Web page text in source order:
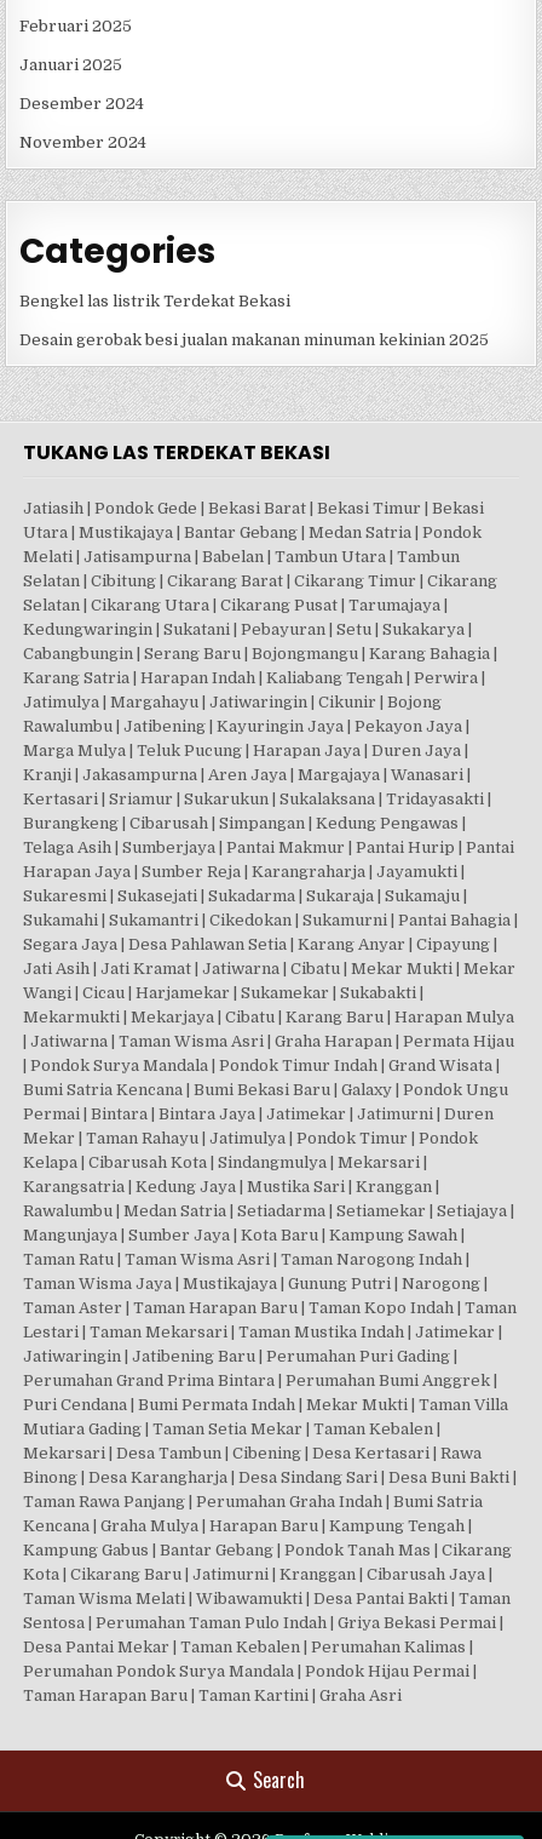
Februari 2025
Januari 2025
Desember 2024
November 2024
Categories
Bengkel las listrik Terdekat Bekasi
Desain gerobak besi jualan makanan minuman kekinian 2025
TUKANG LAS TERDEKAT BEKASI
Jatiasih | Pondok Gede | Bekasi Barat | Bekasi Timur | Bekasi
Utara | Mustikajaya | Bantar Gebang | Medan Satria | Pondok
Melati | Jatisampurna | Babelan | Tambun Utara | Tambun
Selatan | Cibitung | Cikarang Barat | Cikarang Timur | Cikarang
Selatan | Cikarang Utara | Cikarang Pusat | Tarumajaya |
Kedungwaringin | Sukatani | Pebayuran | Setu | Sukakarya |
Cabangbungin | Serang Baru | Bojongmangu | Karang Bahagia |
Karang Satria | Harapan Indah | Kaliabang Tengah | Perwira |
Jatimulya | Margahayu | Jatiwaringin | Cikunir | Bojong
Rawalumbu | Jatibening | Kayuringin Jaya | Pekayon Jaya |
Marga Mulya | Teluk Pucung | Harapan Jaya | Duren Jaya |
Kranji | Jakasampurna | Aren Jaya | Margajaya | Wanasari |
Kertasari | Sriamur | Sukarukun | Sukalaksana | Tridayasakti |
Burangkeng | Cibarusah | Simpangan | Kedung Pengawas |
Telaga Asih | Sumberjaya | Pantai Makmur | Pantai Hurip | Pantai
Harapan Jaya | Sumber Reja | Karangraharja | Jayamukti |
Sukaresmi | Sukasejati | Sukadarma | Sukaraja | Sukamaju |
Sukamahi | Sukamantri | Cikedokan | Sukamurni | Pantai Bahagia |
Segara Jaya | Desa Pahlawan Setia | Karang Anyar | Cipayung |
Jati Asih | Jati Kramat | Jatiwarna | Cibatu | Mekar Mukti | Mekar
Wangi | Cicau | Harjamekar | Sukamekar | Sukabakti |
Mekarmukti | Mekarjaya | Cibatu | Karang Baru | Harapan Mulya
| Jatiwarna | Taman Wisma Asri | Graha Harapan | Permata Hijau
| Pondok Surya Mandala | Pondok Timur Indah | Grand Wisata |
Bumi Satria Kencana | Bumi Bekasi Baru | Galaxy | Pondok Ungu
Permai | Bintara | Bintara Jaya | Jatimekar | Jatimurni | Duren
Mekar | Taman Rahayu | Jatimulya | Pondok Timur | Pondok
Kelapa | Cibarusah Kota | Sindangmulya | Mekarsari |
Karangsatria | Kedung Jaya | Mustika Sari | Kranggan |
Rawalumbu | Medan Satria | Setiadarma | Setiamekar | Setiajaya |
Mangunjaya | Sumber Jaya | Kota Baru | Kampung Sawah |
Taman Ratu | Taman Wisma Asri | Taman Narogong Indah |
Taman Wisma Jaya | Mustikajaya | Gunung Putri | Narogong |
Taman Aster | Taman Harapan Baru | Taman Kopo Indah | Taman
Lestari | Taman Mekarsari | Taman Mustika Indah | Jatimekar |
Jatiwaringin | Jatibening Baru | Perumahan Puri Gading |
Perumahan Grand Prima Bintara | Perumahan Bumi Anggrek |
Puri Cendana | Bumi Permata Indah | Mekar Mukti | Taman Villa
Mutiara Gading | Taman Setia Mekar | Taman Kebalen |
Mekarsari | Desa Tambun | Cibening | Desa Kertasari | Rawa
Binong | Desa Karangharja | Desa Sindang Sari | Desa Buni Bakti |
Taman Rawa Panjang | Perumahan Graha Indah | Bumi Satria
Kencana | Graha Mulya | Harapan Baru | Kampung Tengah |
Kampung Gabus | Bantar Gebang | Pondok Tanah Mas | Cikarang
Kota | Cikarang Baru | Jatimurni | Kranggan | Cibarusah Jaya |
Taman Wisma Melati | Wibawamukti | Desa Pantai Bakti | Taman
Sentosa | Perumahan Taman Pulo Indah | Griya Bekasi Permai |
Desa Pantai Mekar | Taman Kebalen | Perumahan Kalimas |
Perumahan Pondok Surya Mandala | Pondok Hijau Permai |
Taman Harapan Baru | Taman Kartini | Graha Asri
Search